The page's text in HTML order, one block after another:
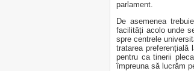
parlament.
De asemenea
facilități acolo unde
spre centrele
tratarea
pentru ca tinerii
împreuna să lucrăm